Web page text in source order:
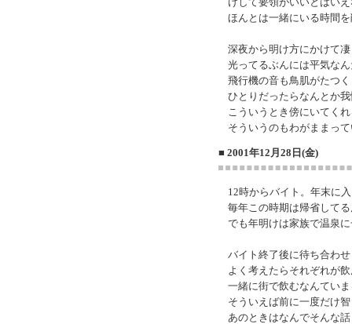
けして要領がいいとはい
ほんとは一緒にいる時間
深夜から明け方にかけて
光ってるぶんには平気な
飛行機の音も鳥肌がたつ
ひとりだったらなんとか
こういうとき傍にいてく
そういうのもわがままっ
■ 2001年12月28日(金)
12時からバイト。年末に
毎年この時期は帰省して
でも年明けは家族で温泉
バイト終了後に待ち合わ
よく考えたらそれぞれが
一緒に街で飲むなんてい
そういえば前に一度だけ
あのときはなんでそんな